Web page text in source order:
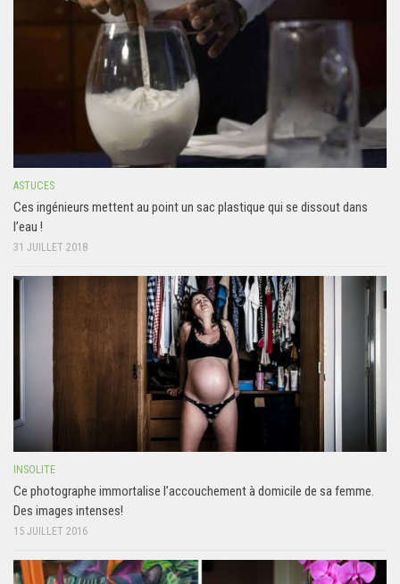
ASTUCES
Ces ingénieurs mettent au point un sac plastique qui se dissout dans
l’eau !
31 JUILLET 2018
INSOLITE
Ce photographe immortalise l’accouchement à domicile de sa femme.
Des images intenses!
15 JUILLET 2016